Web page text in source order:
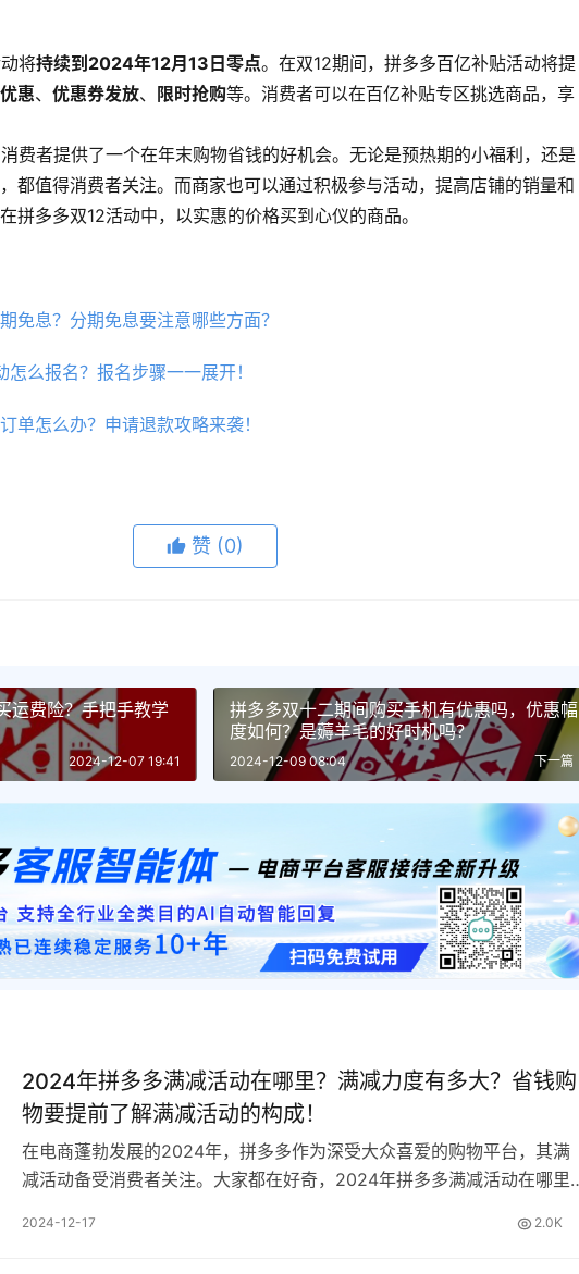
将持续到2024年12月13日零点。在双12期间，拼多多百亿补贴活动将提
惠、优惠券发放、 限时抢购等。消费者可以在百亿补贴专区挑选商品，享
费者提供了一个在年末购物省钱的好机会。无论是预热期的小福利，还是
都值得消费者关注。而商家也可以通过积极参与活动，提高店铺的销量和
拼多多双12活动中，以实惠的价格买到心仪的商品。
‌拼多多百亿补贴怎么分期免息？‌分期免息要注意哪些方面？
‌2024年拼多多双12活动怎么报名？‌报名步骤一一展开！
单怎么办？申请退款攻略来袭！
赞 (0)
运费险？手把手教学
2024-12-07 19:41
拼多多双十二期间购买手机有优惠吗，优惠幅
度如何？是薅羊毛的好时机吗？
下一篇
2024-12-09 08:04
2024年拼多多满减活动在哪里？满减力度有多大？省钱购
物要提前了解满减活动的构成！
在电商蓬勃发展的2024年，拼多多作为深受大众喜爱的购物平台，其满
减活动备受消费者关注。大家都在好奇，2024年拼多多满减活动在哪里
2024-12-17 2.0K